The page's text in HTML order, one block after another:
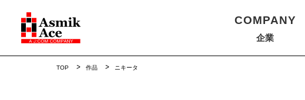
COMPANY
企業
TOP 作品 ニキータ